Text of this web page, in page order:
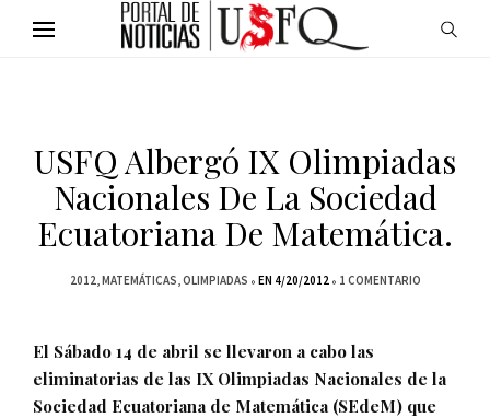
USFQ Albergó IX Olimpiadas
Nacionales De La Sociedad
Ecuatoriana De Matemática.
2012 MATEMÁTICAS OLIMPIADAS EN 4/20/2012 1 COMENTARIO
El Sábado 14 de abril se llevaron a cabo las
eliminatorias de las IX Olimpiadas Nacionales de la
Sociedad Ecuatoriana de Matemática (SEdeM) que